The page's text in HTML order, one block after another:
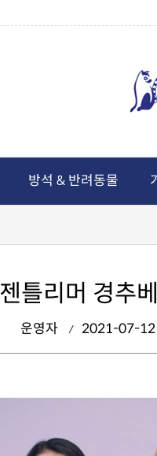
방석 & 반려동물
젠틀리머 경추
운영자 2021-07-